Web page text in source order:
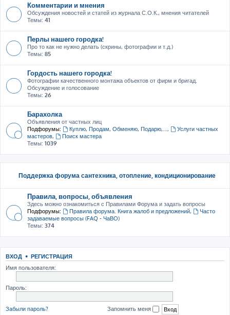
Комментарии и мнения
Обсуждения новостей и статей из журнала С.О.К., мнения читателей
Темы: 41
Перлы нашего городка!
Про то как не нужно делать (скрины, фотографии и т.д.)
Темы: 85
Гордость нашего городка!
Фотографии качественного монтажа объектов от фирм и бригад.
Обсуждение и голосование
Темы: 26
Барахолка
Объявления от частных лиц
Подфорумы:
Куплю, Продам, Обменяю, Подарю,...,
Услуги частных
мастеров,
Поиск мастера
Темы: 1039
Поддержка форума сантехника, отопление, кондиционирование
Правила, вопросы, объявления
Здесь можно ознакомиться с Правилами Форума и задать вопросы
Подфорумы:
Правила форума. Книга жалоб и предложений,
Часто
задаваемые вопросы (FAQ - ЧаВО)
Темы: 374
ВХОД • РЕГИСТРАЦИЯ
Имя пользователя:
Пароль:
Забыли пароль? Запомнить меня